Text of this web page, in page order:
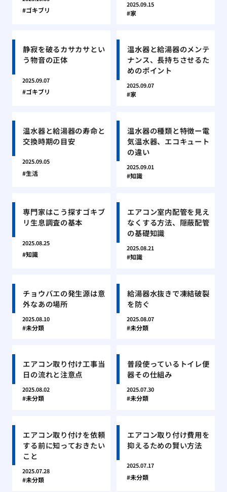
ゴキブリ
2025.09.15
家
静寂を破るカサカサとい
う物音の正体
2025.09.07
ゴキブリ
温水器と給湯器のメンテ
ナンス、長持ちさせるた
めのポイント
2025.09.07
家
温水器と給湯器の寿命と
交換時期の目安
2025.09.05
生活
温水器の種類と特徴ー電
気温水器、エコキュート
の違い
2025.09.01
知識
専門家はこう探すゴキブ
リ生息調査の基本
2025.08.25
知識
エアコン室内配管を見え
なくする方法、隠蔽配管
の基礎知識
2025.08.21
知識
チョウバエの発生源は意
外なあの場所
2025.08.10
未分類
給湯器水抜きで凍結破裂
を防ぐ
2025.08.07
未分類
エアコン取り付け工事当
日の流れと注意点
2025.08.02
未分類
普段使っているトイレ便
器その仕組み
2025.07.30
未分類
エアコン取り付けを依頼
する前に知っておきたい
こと
2025.07.28
未分類
エアコン取り付け費用を
抑えるための賢い方法
2025.07.17
未分類